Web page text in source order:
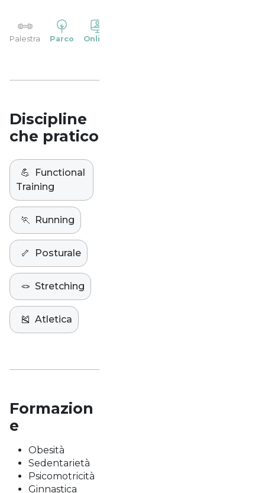
Palestra Parco Online
Discipline
che pratico
💪
Functional
Training
🏃 Running
🦴 Posturale
🪢 Stretching
🎽 Atletica
Formazion
e
Obesità
Sedentarietà
Psicomotricità
Ginnastica